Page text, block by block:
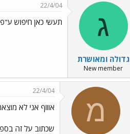
ג
גדולה ומאושרת
New member
22/4/04
תעשי כאן חיפוש ע"פ
מ
22/4/04
אוווף אני לא
שכתוב על זה